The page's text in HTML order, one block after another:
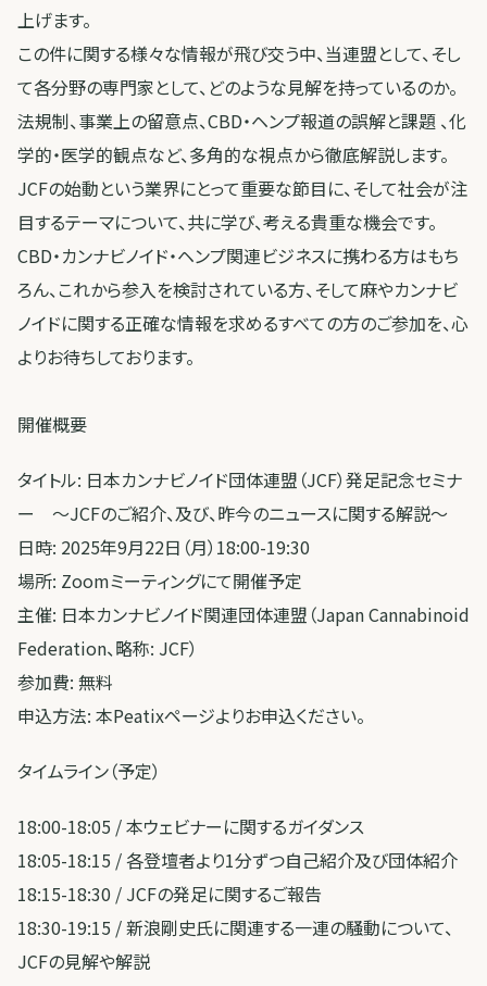
上げます。
この件に関する様々な情報が飛び交う中、当連盟として、そし
て各分野の専門家として、どのような見解を持っているのか。
法規制、事業上の留意点、CBD・ヘンプ報道の誤解と課題 、化
学的・医学的観点など、多角的な視点から徹底解説します。
JCFの始動という業界にとって重要な節目に、そして社会が注
目するテーマについて、共に学び、考える貴重な機会です。
CBD・カンナビノイド・ヘンプ関連ビジネスに携わる方はもち
ろん、これから参入を検討されている方、そして麻やカンナビ
ノイドに関する正確な情報を求めるすべての方のご参加を、心
よりお待ちしております。
開催概要
タイトル: 日本カンナビノイド団体連盟（JCF）発足記念セミナ
ー 〜JCFのご紹介、及び、昨今のニュースに関する解説〜
日時: 2025年9月22日（月）18:00-19:30
場所: Zoomミーティングにて開催予定
主催: 日本カンナビノイド関連団体連盟（Japan Cannabinoid
Federation、略称: JCF）
参加費: 無料
申込方法: 本Peatixページよりお申込ください。
タイムライン（予定）
18:00-18:05 / 本ウェビナーに関するガイダンス
18:05-18:15 / 各登壇者より1分ずつ自己紹介及び団体紹介
18:15-18:30 / JCFの発足に関するご報告
18:30-19:15 / 新浪剛史氏に関連する一連の騒動について、
JCFの見解や解説